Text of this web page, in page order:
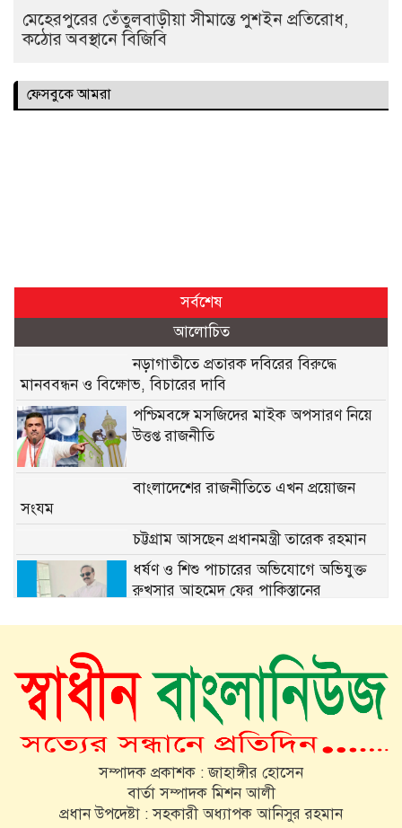
মেহেরপুরের তেঁতুলবাড়ীয়া সীমান্তে পুশইন প্রতিরোধ,
কঠোর অবস্থানে বিজিবি
ফেসবুকে আমরা
সর্বশেষ
আলোচিত
নড়াগাতীতে প্রতারক দবিরের বিরুদ্ধে
মানববন্ধন ও বিক্ষোভ, বিচারের দাবি
পশ্চিমবঙ্গে মসজিদের মাইক অপসারণ নিয়ে
উত্তপ্ত রাজনীতি
বাংলাদেশের রাজনীতিতে এখন প্রয়োজন
সংযম
চট্টগ্রাম আসছেন প্রধানমন্ত্রী তারেক রহমান
ধর্ষণ ও শিশু পাচারের অভিযোগে অভিযুক্ত
রুখসার আহমেদ ফের পাকিস্তানের
ভিনিসিয়ুস কি রিয়াল ছাড়ার পথে?
সচিবালয় অভিমুখে ১১ দলীয় জোটের
পদযাত্রায় পুলিশের বাধা
সম্পাদক প্রকাশক : জাহাঙ্গীর হোসেন
বার্তা সম্পাদক মিশন আলী
প্রধান উপদেষ্টা : সহকারী অধ্যাপক আনিসুর রহমান